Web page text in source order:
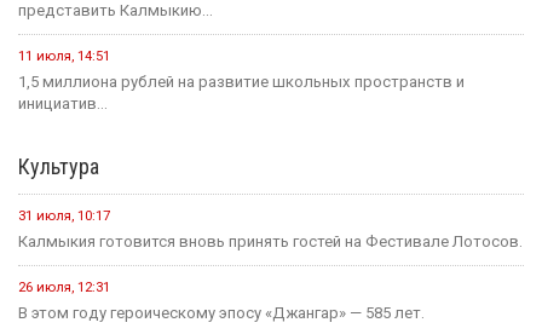
представить Калмыкию...
11 июля, 14:51
1,5 миллиона рублей на развитие школьных пространств и
инициатив...
Культура
31 июля, 10:17
Калмыкия готовится вновь принять гостей на Фестивале Лотосов.
26 июля, 12:31
В этом году героическому эпосу «Джангар» — 585 лет.